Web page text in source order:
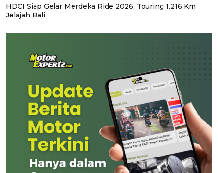
HDCI Siap Gelar Merdeka Ride 2026, Touring 1.216 Km
Jelajah Bali